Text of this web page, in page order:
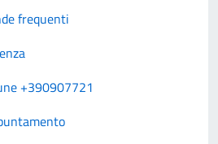
frequenti
+390907721